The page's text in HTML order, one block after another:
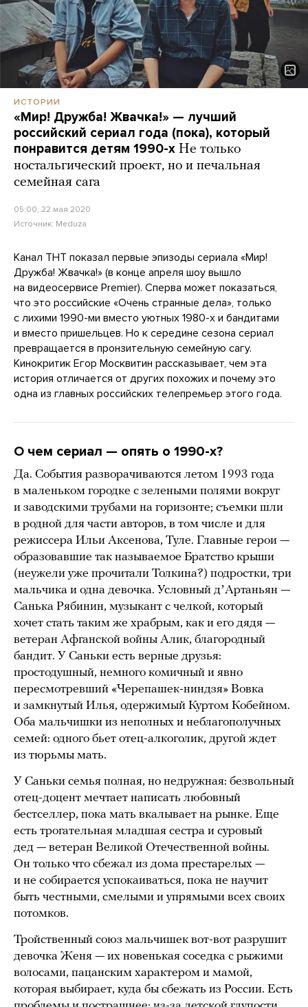
ИСТОРИИ
«Мир! Дружба! Жвачка!» — лучший
российский сериал года (пока), который
понравится детям 1990-х Не только
ностальгический проект, но и печальная
семейная сага
05:00, 22 мая 2020
Источник: Meduza
Канал ТНТ показал первые эпизоды сериала «Мир!
Дружба! Жвачка!» (в конце апреля шоу вышло
на видеосервисе Premier). Сперва может показаться,
что это российские «Очень странные дела», только
с лихими 1990-ми вместо уютных 1980-х и бандитами
и вместо пришельцев. Но к середине сезона сериал
превращается в пронзительную семейную сагу.
Кинокритик Егор Москвитин рассказывает, чем эта
история отличается от других похожих и почему это
одна из главных российских телепремьер этого года.
О чем сериал — опять о 1990-х?
Да. События разворачиваются летом 1993 года
в маленьком городке с зелеными полями вокруг
и заводскими трубами на горизонте; съемки шли
в родной для части авторов, в том числе и для
режиссера Ильи Аксенова, Туле. Главные герои —
образовавшие так называемое Братство крыши
(неужели уже прочитали Толкина?) подростки, три
мальчика и одна девочка. Условный дʼАртаньян —
Санька Рябинин, музыкант с челкой, который
хочет стать таким же храбрым, как и его дядя —
ветеран Афганской войны Алик, благородный
бандит. У Саньки есть верные друзья:
простодушный, немного комичный и явно
пересмотревший «Черепашек-ниндзя» Вовка
и замкнутый Илья, одержимый Куртом Кобейном.
Оба мальчишки из неполных и неблагополучных
семей: одного бьет отец-алкоголик, другой ждет
из тюрьмы мать.
У Саньки семья полная, но недружная: безвольный
отец-доцент мечтает написать любовный
бестселлер, пока мать вкалывает на рынке. Еще
есть трогательная младшая сестра и суровый
дед — ветеран Великой Отечественной войны.
Он только что сбежал из дома престарелых —
и не собирается успокаиваться, пока не научит
быть честными, смелыми и упрямыми всех своих
потомков.
Тройственный союз мальчишек вот-вот разрушит
девочка Женя — их новенькая соседка с рыжими
волосами, пацанским характером и мамой,
которая выбирает, куда бы сбежать из России. Есть